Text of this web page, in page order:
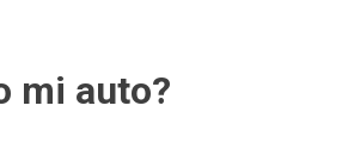
mi auto?